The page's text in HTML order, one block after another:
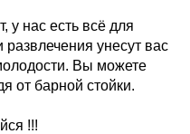
у нас есть всё для
унесут вас
Вы можете
от барной стойки.
!!!